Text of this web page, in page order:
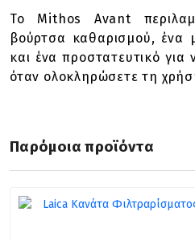
Το Mithos Avant
βούρτσα καθαρισμού, ένα
και ένα προστατευτικό για
όταν ολοκληρώσετε τη
Παρόμοια προϊόντα